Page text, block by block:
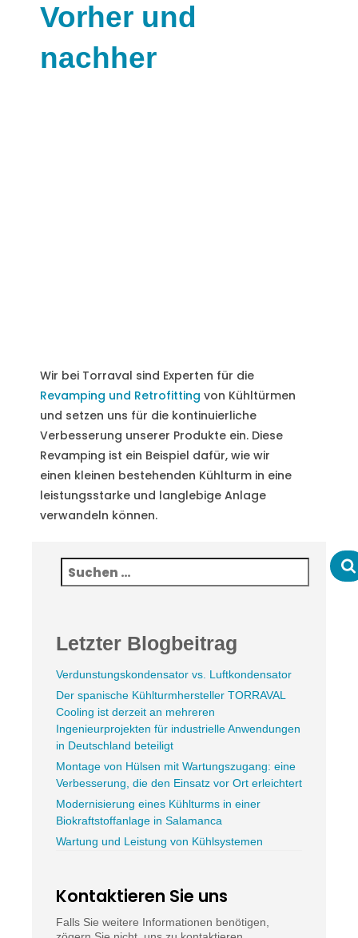
Vorher und
nachher
Wir bei Torraval sind Experten für die
Revamping und Retrofitting von Kühltürmen
und setzen uns für die kontinuierliche
Verbesserung unserer Produkte ein. Diese
Revamping ist ein Beispiel dafür, wie wir
einen kleinen bestehenden Kühlturm in eine
leistungsstarke und langlebige Anlage
verwandeln können.
Letzter Blogbeitrag
Verdunstungskondensator vs. Luftkondensator
Der spanische Kühlturmhersteller TORRAVAL
Cooling ist derzeit an mehreren
Ingenieurprojekten für industrielle Anwendungen
in Deutschland beteiligt
Montage von Hülsen mit Wartungszugang: eine
Verbesserung, die den Einsatz vor Ort erleichtert
Modernisierung eines Kühlturms in einer
Biokraftstoffanlage in Salamanca
Wartung und Leistung von Kühlsystemen
Kontaktieren Sie uns
Falls Sie weitere Informationen benötigen,